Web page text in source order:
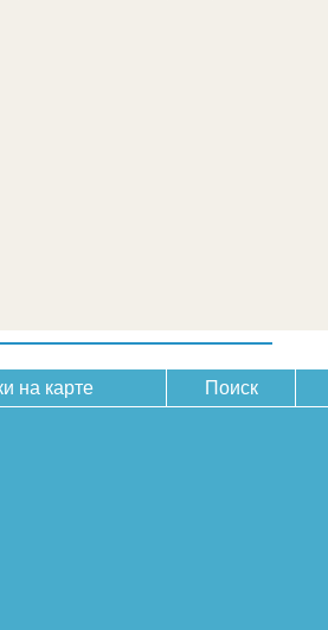
на карте Поиск